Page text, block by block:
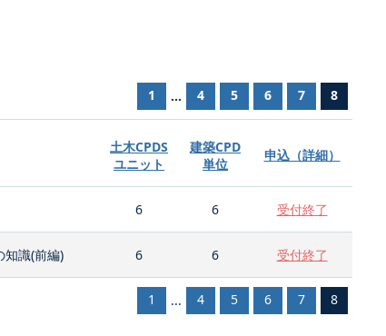
1 ... 4 5 6 7 8
土木CPDS
ユニット
建築CPD
単位
申込（詳細）
6 6 受付終了
知識(前編) 6 6 受付終了
1 ... 4 5 6 7 8